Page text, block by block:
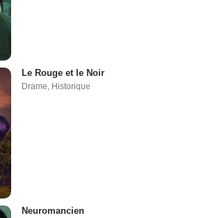
Le Rouge et le Noir
Drame Historique
Neuromancien